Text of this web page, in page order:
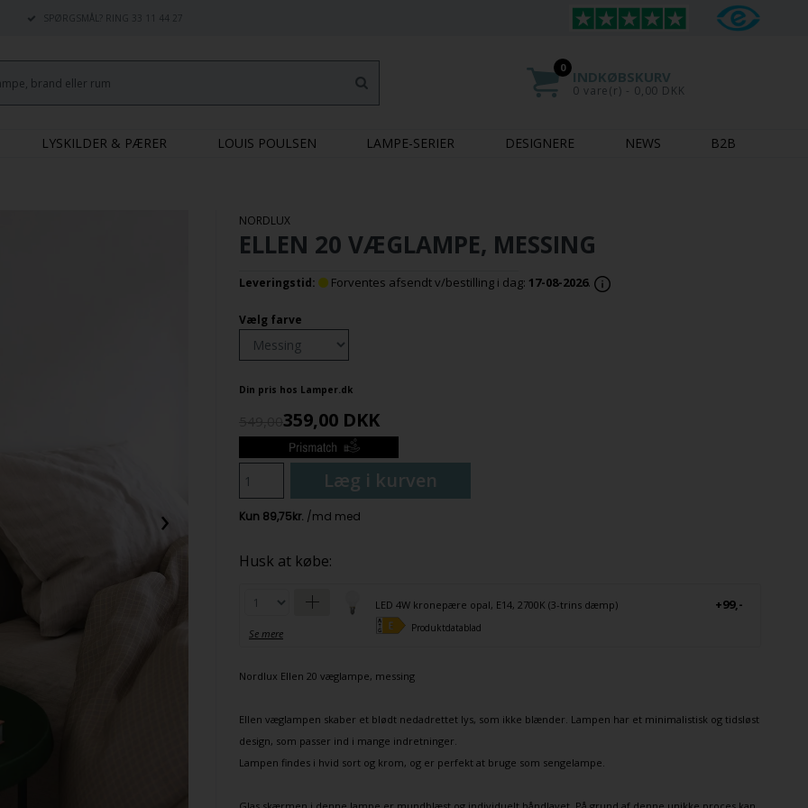
SPØRGSMÅL? RING 33 11 44 27
0
INDKØBSKURV
0 vare(r) - 0,00 DKK
LYSKILDER & PÆRER LOUIS POULSEN LAMPE-SERIER DESIGNERE NEWS B2B
›
NORDLUX
ELLEN 20 VÆGLAMPE, MESSING
Leveringstid: Forventes afsendt v/bestilling i dag: 17-08-2026.
Vælg farve
Din pris hos Lamper.dk
359,00 DKK
Læg i kurven
Husk at købe:
Se mere
LED 4W kronepære opal, E14, 2700K (3-trins dæmp)
Produktdatablad
+99,-
Nordlux Ellen 20 væglampe, messing
Ellen væglampen skaber et blødt nedadrettet lys, som ikke blænder. Lampen har et minimalistisk og tidsløst
design, som passer ind i mange indretninger.
Lampen findes i hvid sort og krom, og er perfekt at bruge som sengelampe.